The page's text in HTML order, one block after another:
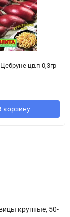
цв.п 0,3гр
корзину
крупные, 50-